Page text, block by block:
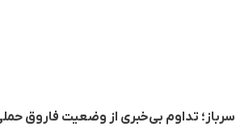
سرباز؛ تداوم بی‌خبری از وضعیت فاروق حملی مولوی